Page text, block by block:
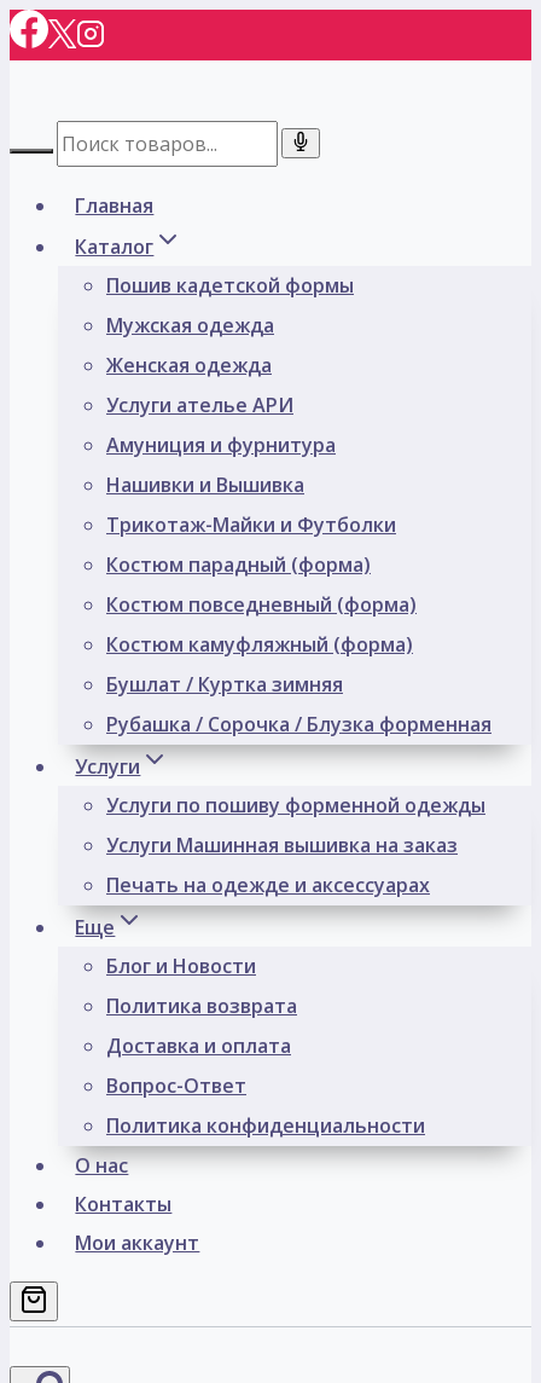
Перейти
к
Главная
Каталог
Пошив кадетской формы
Мужская одежда
Женская одежда
Услуги ателье АРИ
Амуниция и фурнитура
Нашивки и Вышивка
Трикотаж-Майки и Футболки
Костюм парадный (форма)
Костюм повседневный (форма)
Костюм камуфляжный (форма)
Бушлат / Куртка зимняя
Рубашка / Сорочка / Блузка форменная
Услуги
Услуги по пошиву форменной одежды
Услуги Машинная вышивка на заказ
Печать на одежде и аксессуарах
Еще
Блог и Новости
Политика возврата
Доставка и оплата
Вопрос-Ответ
Политика конфиденциальности
О нас
Контакты
Мои аккаунт